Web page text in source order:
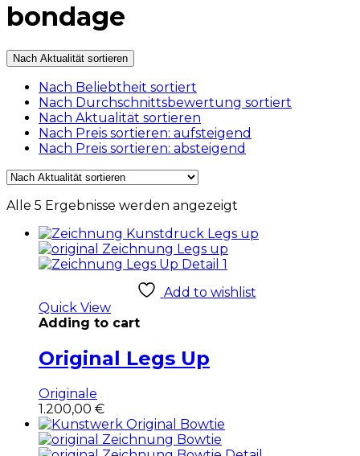
bondage
Nach Aktualität sortieren
Nach Beliebtheit sortiert
Nach Durchschnittsbewertung sortiert
Nach Aktualität sortieren
Nach Preis sortieren: aufsteigend
Nach Preis sortieren: absteigend
Alle 5 Ergebnisse werden angezeigt
sortiert
Add to wishlist
Quick View
Adding to cart
Original Legs Up
Originale
1.200,00 €